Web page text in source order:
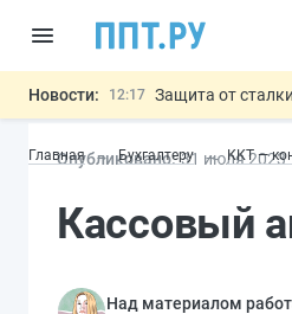
Новости: 12:17 Защита от
10:09 Риск атак БПЛА
05.08
Важно
Главная Бухгалтеру ККТ —
Опубликовано: 31 июля2023
Кассовый
Над материалом